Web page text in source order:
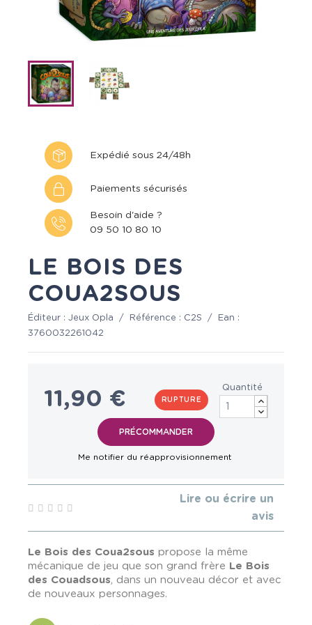
Expédié sous 24/48h
Paiements sécurisés
Besoin d'aide ?
09 50 10 80 10
LE BOIS DES
COUA2SOUS
Éditeur : Jeux Opla / Référence : C2S /
Ean :
3760032261042
11,90 € RUPTURE
Quantité
Lire ou écrire un
avis
Le Bois des Coua2sous propose la même
mécanique de jeu que son grand frère Le Bois
des Couadsous, dans un nouveau décor et avec
de nouveaux personnages.